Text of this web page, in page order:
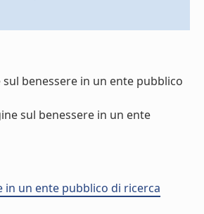
benessere in un ente pubblico
sul benessere in un ente
un ente pubblico di ricerca